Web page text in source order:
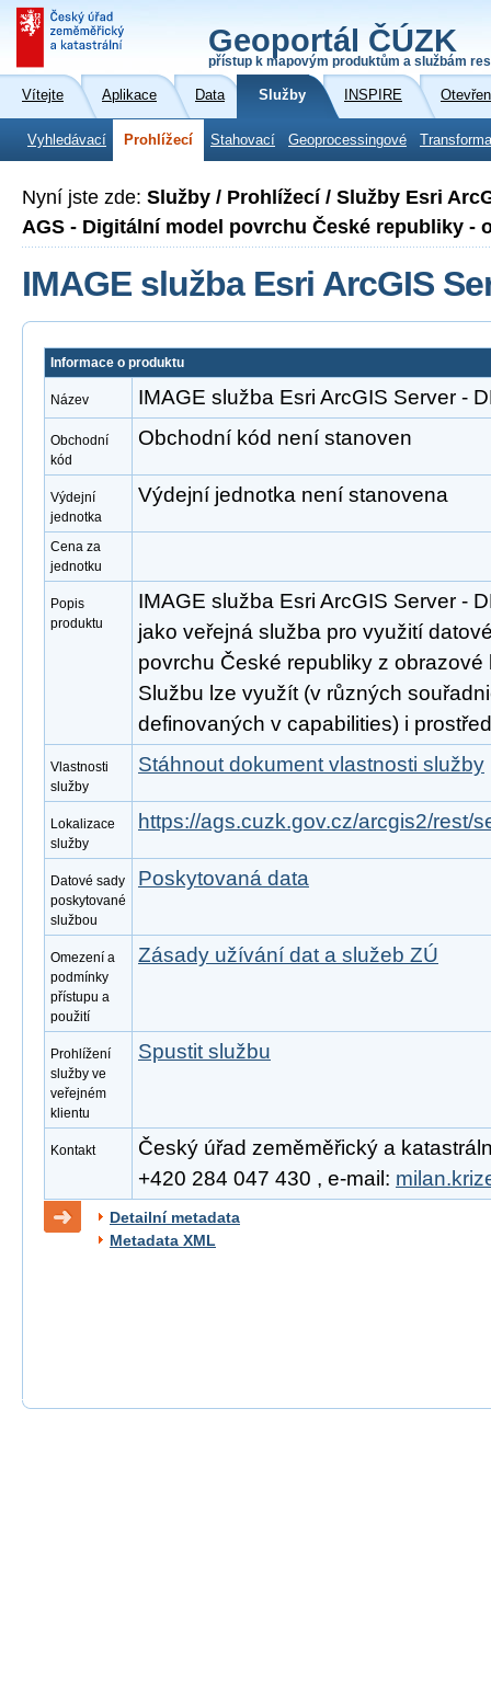
Geoportál ČÚZK
přístup k mapovým produktům a službám
Vítejte Aplikace Data Služby INSPIRE
Vyhledávací Prohlížecí Stahovací Geoprocessingové
Nyní jste zde: Služby / Prohlížecí / Služby Esri
AGS - Digitální model povrchu České republiky -
IMAGE služba Esri ArcGIS
Informace o produktu
Název IMAGE služba Esri ArcGIS Server -
Obchodní
kód
Obchodní kód není stanoven
Výdejní
jednotka
Výdejní jednotka není stanovena
Cena za
jednotku
Popis
produktu
IMAGE služba Esri ArcGIS Server -
jako veřejná služba pro využití
povrchu České republiky z obrazové
Službu lze využít (v různých
definovaných v capabilities) i
Vlastnosti
služby
Stáhnout dokument vlastnosti služby
Lokalizace
služby
https://ags.cuzk.gov.cz/arcgis2/rest/
Datové sady
poskytované
službou
Poskytovaná data
Omezení a
podmínky
přístupu a
použití
Zásady užívání dat a služeb ZÚ
Prohlížení
služby ve
veřejném
klientu
Spustit službu
Kontakt
Český úřad zeměměřický a
+420 284 047 430 , e-mail:
Detailní metadata
Metadata XML